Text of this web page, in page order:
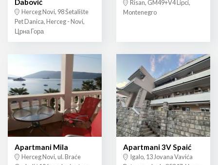
Dabović
Herceg Novi, 98 Šetalište
Pet Danica, Herceg - Novi,
Црна Гора
Risan, GM49+V4 Lipci,
Montenegro
Apartmani Mila
Herceg Novi, ul. Braće
Apartmani 3V Spaić
Igalo, 13 Jovana Vavića